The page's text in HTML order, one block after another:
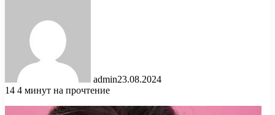
admin23.08.2024
14 4 минут на прочтение